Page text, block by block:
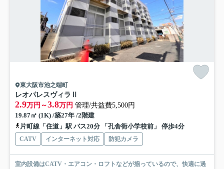
東大阪市池之端町
レオパレスヴィラⅡ
2.9万円～3.8万円 管理/共益費5,500円
19.87㎡ (1K) /築27年 /2階建
片町線「住道」駅 バス20分 「孔舎衙小学校前」 停歩4分
CATV インターネット対応 防犯カメラ
室内設備はCATV・エアコン・ロフトなどが揃っているので、快適に過